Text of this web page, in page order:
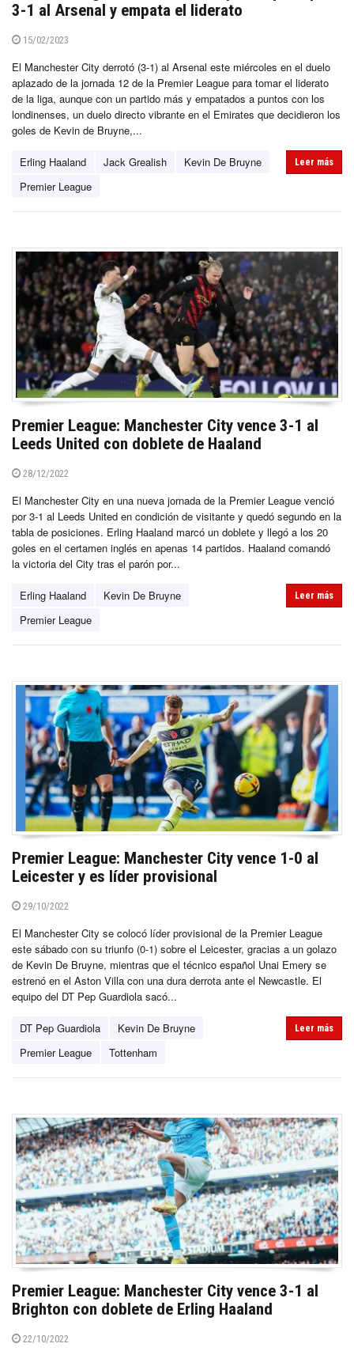
3-1 al Arsenal y empata el liderato
15/02/2023
El Manchester City derrotó (3-1) al Arsenal este miércoles en el duelo
aplazado de la jornada 12 de la Premier League para tomar el liderato
de la liga, aunque con un partido más y empatados a puntos con los
londinenses, un duelo directo vibrante en el Emirates que decidieron los
goles de Kevin de Bruyne,...
Erling Haaland Jack Grealish
Kevin De Bruyne
Premier League
Leer más
Premier League: Manchester City vence 3-1 al
Leeds United con doblete de Haaland
28/12/2022
El Manchester City en una nueva jornada de la Premier League venció
por 3-1 al Leeds United en condición de visitante y quedó segundo en la
tabla de posiciones. Erling Haaland marcó un doblete y llegó a los 20
goles en el certamen inglés en apenas 14 partidos. Haaland comandó
la victoria del City tras el parón por...
Erling Haaland
Kevin De Bruyne
Premier League
Leer más
Premier League: Manchester City vence 1-0 al
Leicester y es líder provisional
29/10/2022
El Manchester City se colocó líder provisional de la Premier League
este sábado con su triunfo (0-1) sobre el Leicester, gracias a un golazo
de Kevin De Bruyne, mientras que el técnico español Unai Emery se
estrenó en el Aston Villa con una dura derrota ante el Newcastle. El
equipo del DT Pep Guardiola sacó...
DT Pep Guardiola
Kevin De Bruyne
Premier League
Tottenham
Leer más
Premier League: Manchester City vence 3-1 al
Brighton con doblete de Erling Haaland
22/10/2022